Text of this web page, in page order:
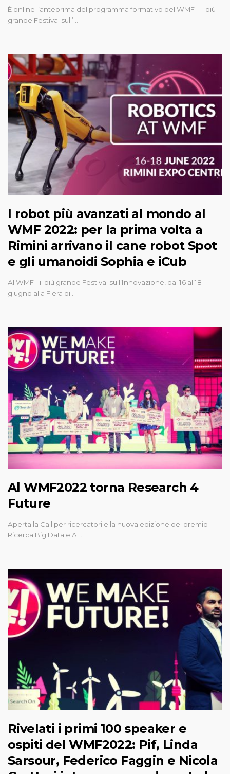
È online l’anteprima del programma formativo del WMF - Il più
grande Festival sull’…
I robot più avanzati al mondo al
WMF 2022: per la prima volta a
Rimini arrivano il cane robot Spot
e gli umanoidi Sophia e iCub
Al WMF - il più grande Festival sull’Innovazione, dal 16 al 18
giugno alla Fiera di…
Al WMF2022 torna Research 4
Future
Aperta la Call per ricercatori e la nuova edizione del premio
Ricerca Big Data e AI…
Rivelati i primi 100 speaker e
ospiti del WMF2022: Pif, Linda
Sarsour, Federico Faggin e Nicola